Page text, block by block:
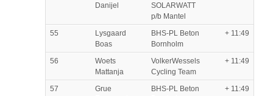
Danijel
SOLARWATT
p/b Mantel
55
Lysgaard
Boas
BHS-PL Beton
Bornholm
+ 11:49
56
Woets
Mattanja
VolkerWessels
Cycling Team
+ 11:49
57
Grue
BHS-PL Beton
+ 11:49